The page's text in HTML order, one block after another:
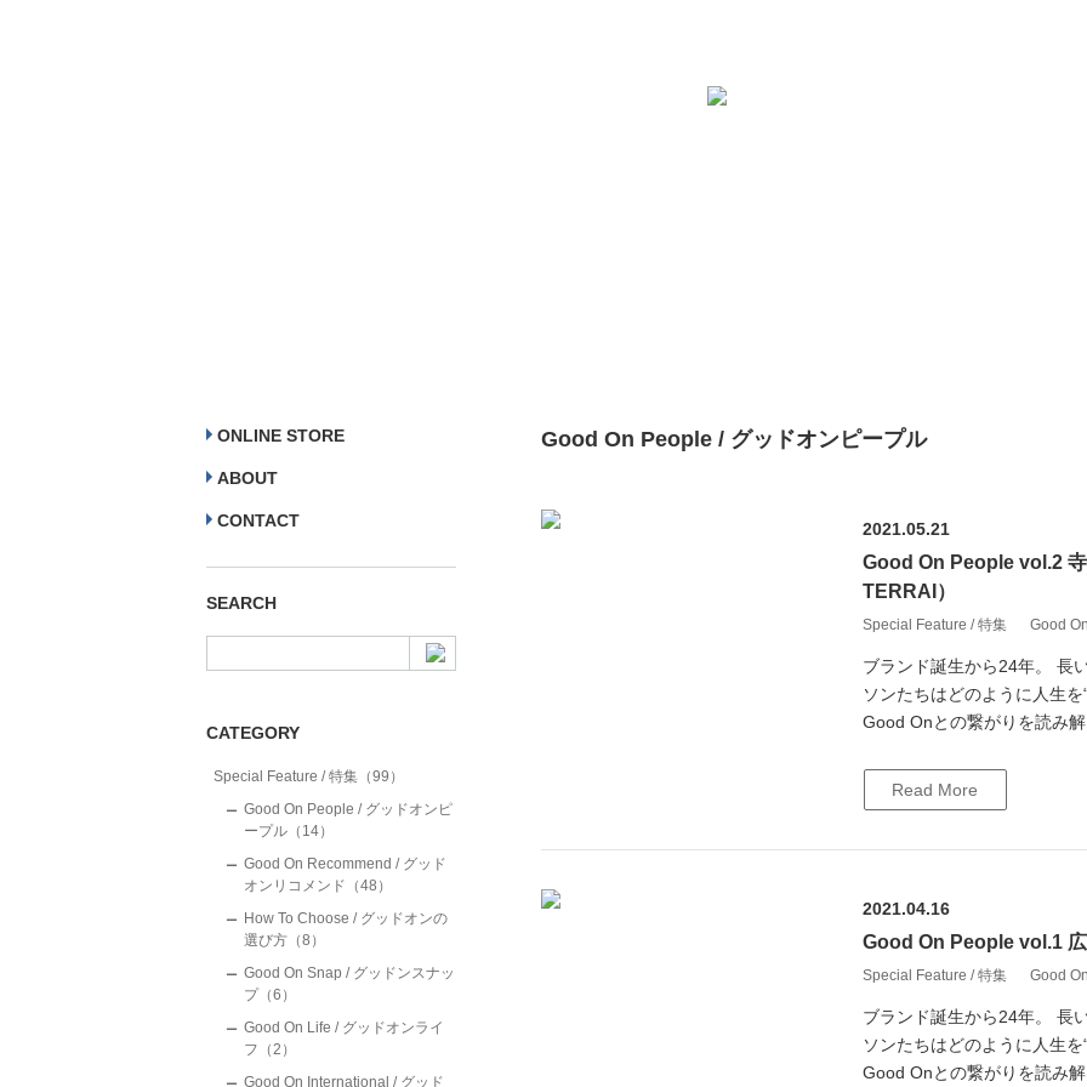
ONLINE STORE
ABOUT
CONTACT
SEARCH
CATEGORY
Special Feature / 特集（99）
Good On People / グッドオンピ
ープル（14）
Good On Recommend / グッド
オンリコメンド（48）
How To Choose / グッドオンの
選び方（8）
Good On Snap / グッドンスナッ
プ（6）
Good On Life / グッドオンライ
フ（2）
Good On International / グッド
Good On People / グッドオンピープル
2021.05.21
Good On People vol.2
TERRAI）
Special Feature / 特集 Good
ブランド誕生から24年。 長
ソンたちはどのように人生
Good Onとの繋がりを読み
Read More
2021.04.16
Good On People vol.1
Special Feature / 特集 Good
ブランド誕生から24年。 長
ソンたちはどのように人生
Good Onとの繋がりを読み